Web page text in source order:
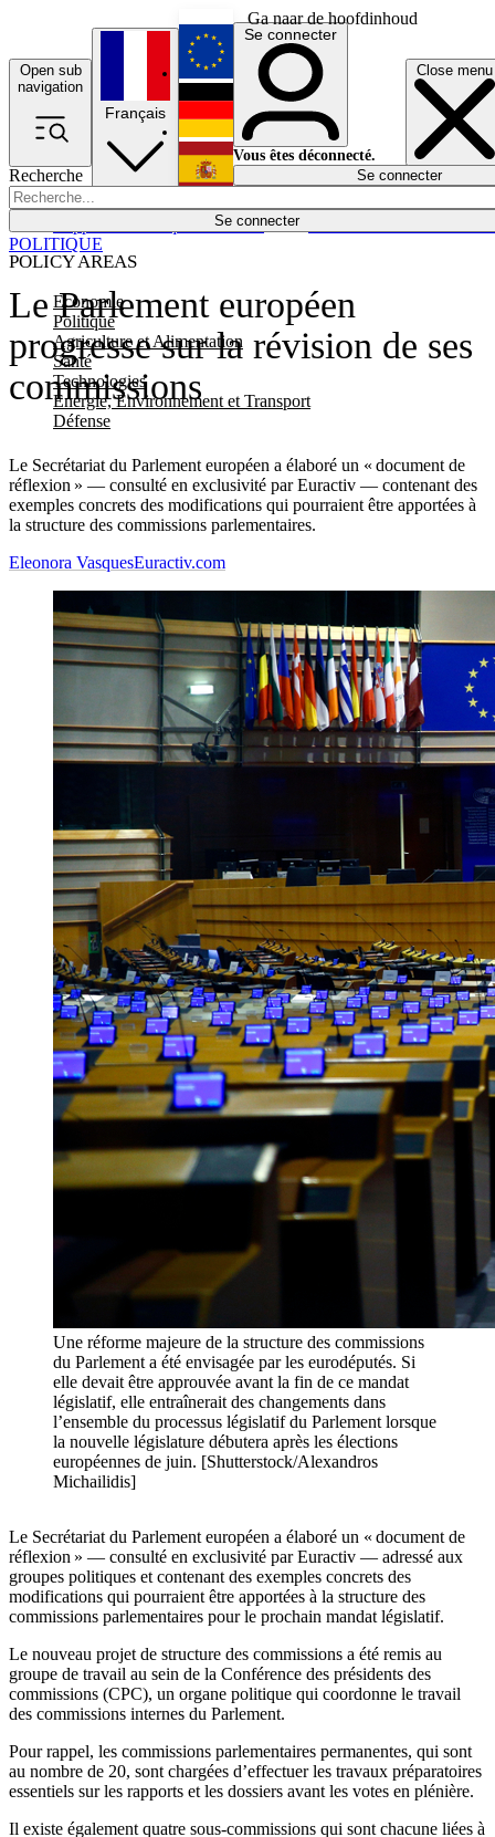
Ga naar de hoofdinhoud
Open sub
navigation
Close menu
Recherche
Se connecter
POLICY AREAS
Economie
Politique
Agriculture et Alimentation
Santé
Technologies
Energie, Environnement et Transport
Défense
Économie
Français
English
Deutsch
Español
Se connecter
Vous êtes déconnecté.
Se connecter
Le Parlement européen
progresse sur la révision de ses
commissions
Le Secrétariat du Parlement européen a élaboré un « document de
réflexion » — consulté en exclusivité par Euractiv — contenant des
exemples concrets des modifications qui pourraient être apportées à
la structure des commissions parlementaires.
POLITIQUE
Eleonora VasquesEuractiv.com
Une réforme majeure de la structure des commissions
du Parlement a été envisagée par les eurodéputés. Si
elle devait être approuvée avant la fin de ce mandat
législatif, elle entraînerait des changements dans
l’ensemble du processus législatif du Parlement lorsque
la nouvelle législature débutera après les élections
européennes de juin. [Shutterstock/Alexandros
Michailidis]
Le Secrétariat du Parlement européen a élaboré un « document de
réflexion » — consulté en exclusivité par Euractiv — adressé aux
groupes politiques et contenant des exemples concrets des
modifications qui pourraient être apportées à la structure des
commissions parlementaires pour le prochain mandat législatif.
Le nouveau projet de structure des commissions a été remis au
groupe de travail au sein de la Conférence des présidents des
commissions (CPC), un organe politique qui coordonne le travail
des commissions internes du Parlement.
Pour rappel, les commissions parlementaires permanentes, qui sont
au nombre de 20, sont chargées d’effectuer les travaux préparatoires
essentiels sur les rapports et les dossiers avant les votes en plénière.
Il existe également quatre sous-commissions qui sont chacune liées à